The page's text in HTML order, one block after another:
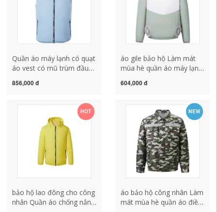
Quần áo máy lạnh có quạt
áo vest có mũ trùm đầu
nam nữ quần áo chống
hè quan ao bao ho lao
dong áo phản quang lưới
856,000 đ
áo gile bảo hộ Làm mát
mùa hè quần áo máy lạnh
công trường ngoài trời câu
nắng cho nam và nữ quan
ao lao dong nam quần áo
bảo hộ
604,000 đ
HOT
bảo hộ lao đông cho công
nhân Quần áo chống nắng
NEW
áo bảo hộ công nhân Làm
mát mùa hè quần áo điều